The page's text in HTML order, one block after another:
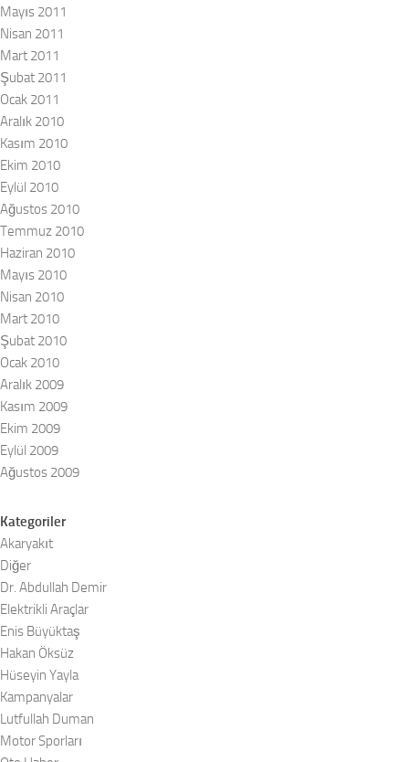
Mayıs 2011
Nisan 2011
Mart 2011
Şubat 2011
Ocak 2011
Aralık 2010
Kasım 2010
Ekim 2010
Eylül 2010
Ağustos 2010
Temmuz 2010
Haziran 2010
Mayıs 2010
Nisan 2010
Mart 2010
Şubat 2010
Ocak 2010
Aralık 2009
Kasım 2009
Ekim 2009
Eylül 2009
Ağustos 2009
Kategoriler
Akaryakıt
Diğer
Dr. Abdullah Demir
Elektrikli Araçlar
Enis Büyüktaş
Hakan Öksüz
Hüseyin Yayla
Kampanyalar
Lutfullah Duman
Motor Sporları